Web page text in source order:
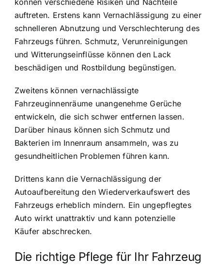
auftreten. Erstens kann Vernachlässigung zu einer
schnelleren Abnutzung und Verschlechterung des
Fahrzeugs führen. Schmutz, Verunreinigungen
und Witterungseinflüsse können den Lack
beschädigen und Rostbildung begünstigen.
Zweitens können vernachlässigte
Fahrzeuginnenräume unangenehme Gerüche
entwickeln, die sich schwer entfernen lassen.
Darüber hinaus können sich Schmutz und
Bakterien im Innenraum ansammeln, was zu
gesundheitlichen Problemen führen kann.
Drittens kann die Vernachlässigung der
Autoaufbereitung den Wiederverkaufswert des
Fahrzeugs erheblich mindern. Ein ungepflegtes
Auto wirkt unattraktiv und kann potenzielle
Käufer abschrecken.
Die richtige Pflege für Ihr Fahrzeug